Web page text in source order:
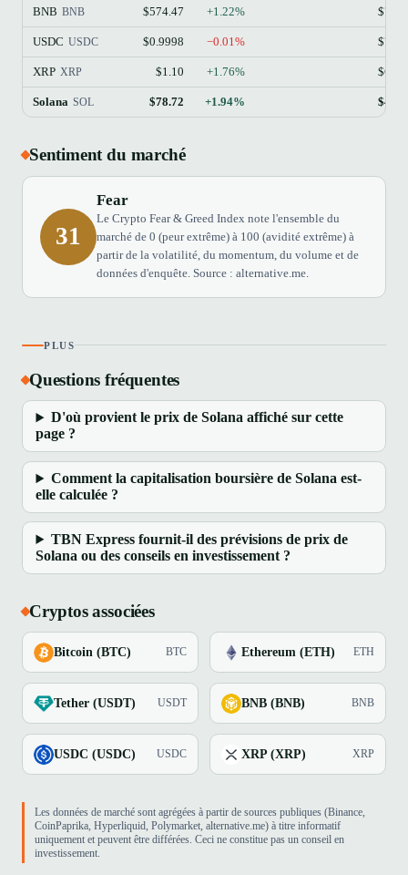
BNB BNB $574.47 +1.22%
USDC USDC $0.9998 −0.01%
XRP XRP $1.10 +1.76%
Solana SOL $78.72 +1.94%
Sentiment du marché
31
Fear
Le Crypto Fear & Greed Index note l'ensemble du
marché de 0 (peur extrême) à 100 (avidité extrême) à
partir de la volatilité, du momentum, du volume et de
données d'enquête. Source : alternative.me.
PLUS
Questions fréquentes
D'où provient le prix de Solana affiché sur cette
page ?
Comment la capitalisation boursière de Solana est-
elle calculée ?
TBN Express fournit-il des prévisions de prix de
Solana ou des conseils en investissement ?
Cryptos associées
Bitcoin (BTC) BTC Ethereum (ETH) ETH
Tether (USDT) USDT BNB (BNB) BNB
USDC (USDC) USDC XRP (XRP) XRP
Les données de marché sont agrégées à partir de sources publiques (Binance,
CoinPaprika, Hyperliquid, Polymarket, alternative.me) à titre informatif
uniquement et peuvent être différées. Ceci ne constitue pas un conseil en
investissement.